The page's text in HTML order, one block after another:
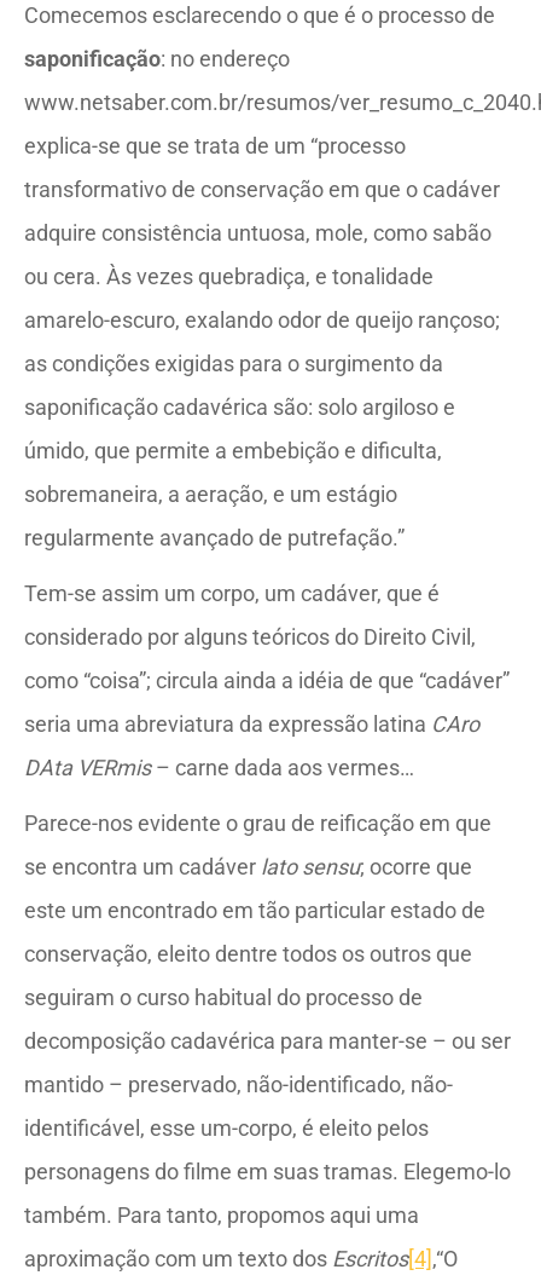
Comecemos esclarecendo o que é o processo de
saponificação: no endereço
www.netsaber.com.br/resumos/
explica-se que se trata de um “processo
transformativo de conservação em que o cadáver
adquire consistência untuosa, mole, como sabão
ou cera. Às vezes quebradiça, e tonalidade
amarelo-escuro, exalando odor de queijo rançoso;
as condições exigidas para o surgimento da
saponificação cadavérica são: solo argiloso e
úmido, que permite a embebição e dificulta,
sobremaneira, a aeração, e um estágio
regularmente avançado de putrefação.”
Tem-se assim um corpo, um cadáver, que é
considerado por alguns teóricos do Direito Civil,
como “coisa”; circula ainda a idéia de que “cadáver”
seria uma abreviatura da expressão latina CAro
DAta VERmis– carne dada aos vermes…
Parece-nos evidente o grau de reificação em que
se encontra um cadáver lato sensu; ocorre que
este um encontrado em tão particular estado de
conservação, eleito dentre todos os outros que
seguiram o curso habitual do processo de
decomposição cadavérica para manter-se – ou ser
mantido – preservado, não-identificado, não-
identificável, esse um-corpo, é eleito pelos
personagens do filme em suas tramas. Elegemo-lo
também. Para tanto, propomos aqui uma
aproximação com um texto dos Escritos[4],“O